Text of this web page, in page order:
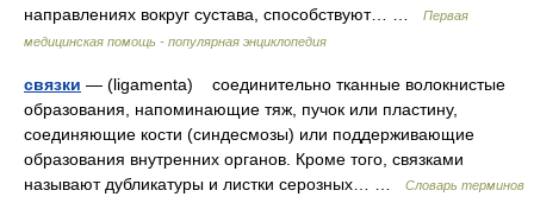
направлениях вокруг сустава, способствуют… …
Первая
медицинская помощь - популярная энциклопедия
связки — (ligamenta) соединительно тканные волокнистые
образования, напоминающие тяж, пучок или пластину,
соединяющие кости (синдесмозы) или поддерживающие
образования внутренних органов. Кроме того, связками
называют дубликатуры и листки серозных… …
Словарь терминов